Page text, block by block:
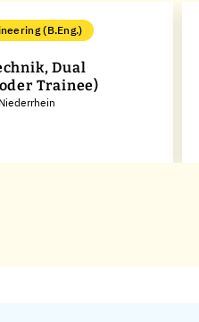
(B.Eng.)
Dual
Trainee)